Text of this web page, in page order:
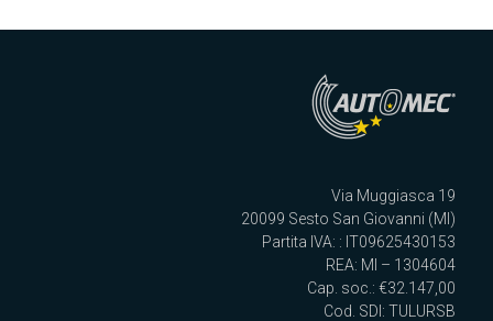
Via Muggiasca 19
20099 Sesto San Giovanni (MI)
Partita IVA: : IT09625430153
REA: MI – 1304604
Cap. soc.: €32.147,00
Cod. SDI: TULURSB